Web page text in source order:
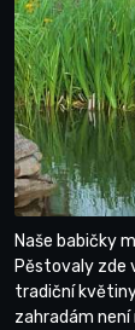
Naše babičky
Pěstovaly zde
tradiční
zahradám